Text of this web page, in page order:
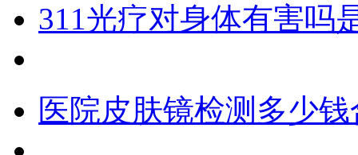
311光疗对身体有害吗
医院皮肤镜检测多少